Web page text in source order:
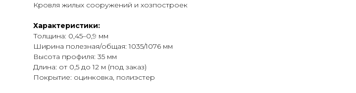
Кровля жилых сооружений и хозпостроек
Характеристики:
Толщина: 0,45–0,9 мм
Ширина полезная/общая: 1035/1076 мм
Высота профиля: 35 мм
Длина: от 0,5 до 12 м (под заказ)
Покрытие: оцинковка, полиэстер